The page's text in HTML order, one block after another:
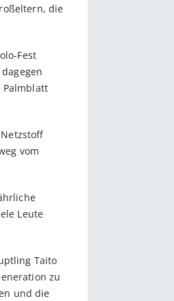
die
Fest
Palmblatt
vom
Leute
Taito
zu
und die